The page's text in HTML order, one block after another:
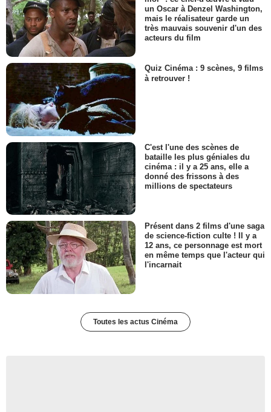
un Oscar à Denzel Washington,
mais le réalisateur garde un
très mauvais souvenir d'un des
acteurs du film
Quiz Cinéma : 9 scènes, 9 films
à retrouver !
C'est l'une des scènes de
bataille les plus géniales du
cinéma : il y a 25 ans, elle a
donné des frissons à des
millions de spectateurs
Présent dans 2 films d'une saga
de science-fiction culte ! Il y a
12 ans, ce personnage est mort
en même temps que l'acteur qui
l'incarnait
Toutes les actus Cinéma